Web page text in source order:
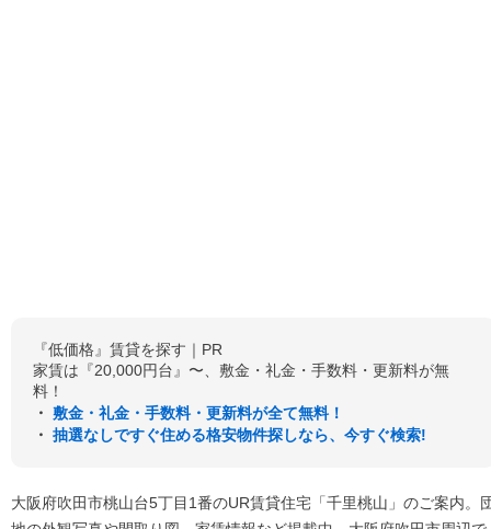
『低価格』賃貸を探す｜PR
家賃は『20,000円台』〜、敷金・礼金・手数料・更新料が無
料！
・ 敷金・礼金・手数料・更新料が全て無料！
・ 抽選なしですぐ住める格安物件探しなら、今すぐ検索!
大阪府吹田市桃山台5丁目1番のUR賃貸住宅「千里桃山」のご案内。